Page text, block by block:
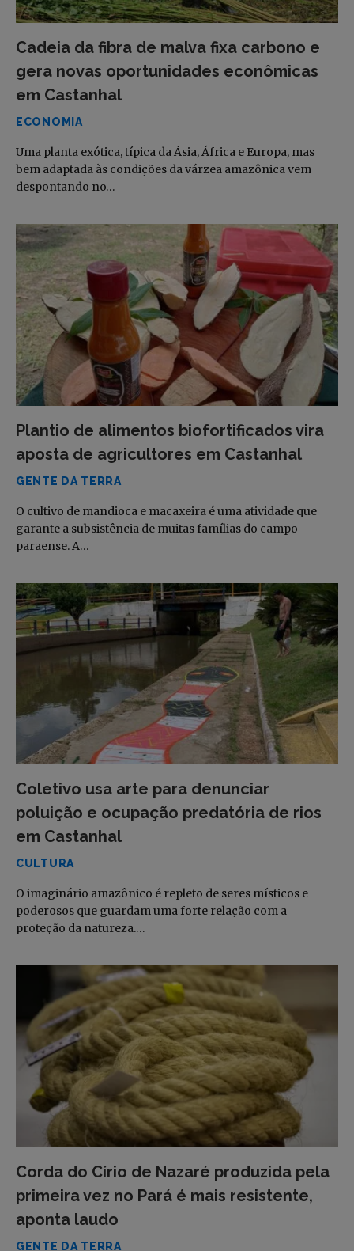
Cadeia da fibra de malva fixa carbono e
gera novas oportunidades econômicas
em Castanhal
ECONOMIA
Uma planta exótica, típica da Ásia, África e Europa, mas
bem adaptada às condições da várzea amazônica vem
despontando no…
Plantio de alimentos biofortificados vira
aposta de agricultores em Castanhal
GENTE DA TERRA
O cultivo de mandioca e macaxeira é uma atividade que
garante a subsistência de muitas famílias do campo
paraense. A…
Coletivo usa arte para denunciar
poluição e ocupação predatória de rios
em Castanhal
CULTURA
O imaginário amazônico é repleto de seres místicos e
poderosos que guardam uma forte relação com a
proteção da natureza.…
Corda do Círio de Nazaré produzida pela
primeira vez no Pará é mais resistente,
aponta laudo
GENTE DA TERRA